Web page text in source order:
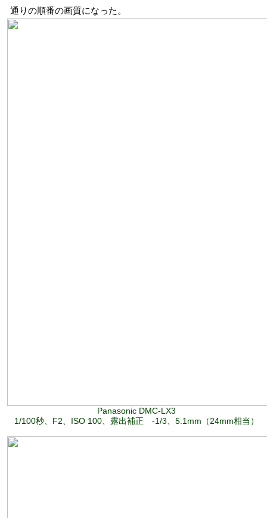
通りの順番の画質になった。
Panasonic DMC-LX3
1/100秒、F2、ISO 100、露出補正 -1/3、5.1mm（24mm相当）